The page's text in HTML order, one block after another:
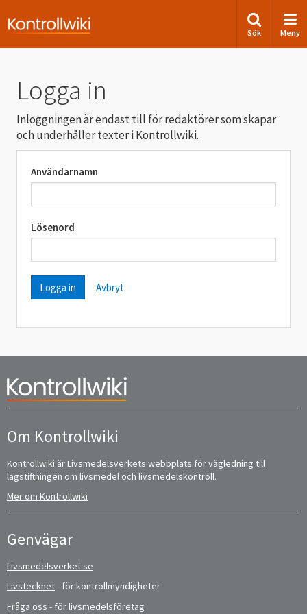
Sök Meny
Logga in
Inloggningen är endast till för redaktörer som skapar
och underhåller texter i Kontrollwiki.
Användarnamn
Lösenord
Avbryt
Om Kontrollwiki
Kontrollwiki är Livsmedelsverkets webbplats för vägledning till
lagstiftningen om livsmedel och livsmedelskontroll.
Mer om Kontrollwiki
Genvägar
Livsmedelsverket.se
Livstecknet- för kontrollmyndigheter
Fråga oss - för livsmedelsföretag